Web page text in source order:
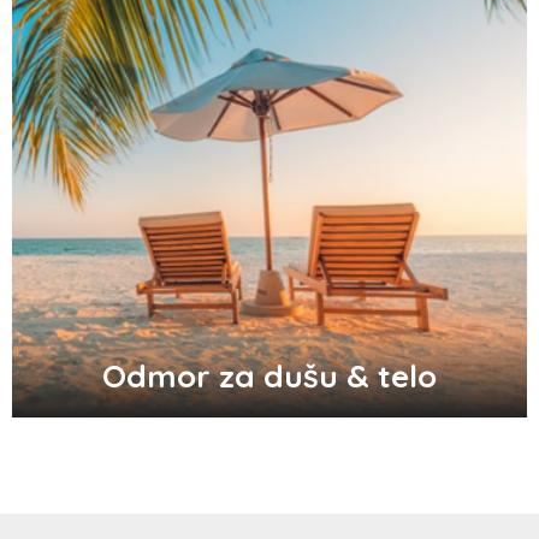
Odlični saveti za brže začeće bebe
Audio i video konektori - šta su i koje
vrste postoje
Top 3 tradicionalna grčka jela koja
morate probati
Odmor za dušu & telo